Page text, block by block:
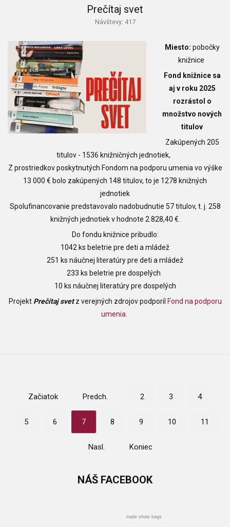
Prečítaj svet
Návštevy: 417
Miesto: pobočky
knižnice
Fond knižnice sa
aj v roku 2025
rozrástol o
množstvo nových
titulov
Zakúpených 205
titulov - 1536 knižničných jednotiek,
Z prostriedkov poskytnutých Fondom na podporu umenia vo výške
13 000 € bolo zakúpených 148 titulov, to je 1278 knižných
jednotiek
Spolufinancovanie predstavovalo nadobudnutie 57 titulov, t. j. 258
knižných jednotiek v hodnote 2.828,40 €.
Do fondu knižnice pribudlo:
1042 ks beletrie pre deti a mládež
251 ks náučnej literatúry pre deti a mládež
233 ks beletrie pre dospelých
10 ks náučnej literatúry pre dospelých
Projekt Prečítaj svetz verejných zdrojov podporil Fond na podporu
umenia
Začiatok Predch. 2 3 4
5 6 7 8 9 10 11
Nasl. Koniec
NÁŠ FACEBOOK
trade show bags